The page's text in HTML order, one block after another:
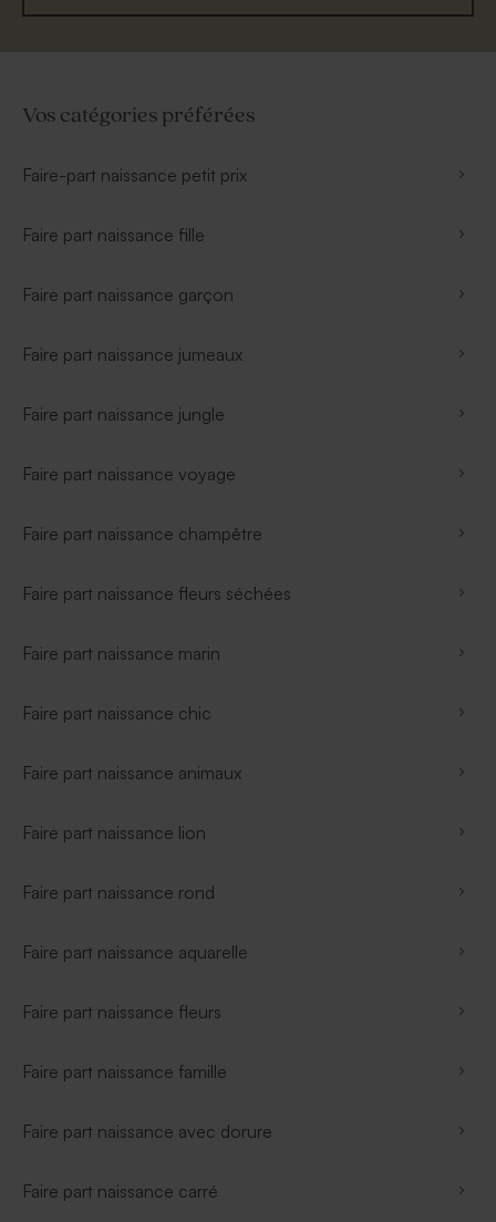
Vos catégories préférées
Faire-part naissance petit prix
Faire part naissance fille
Faire part naissance garçon
Faire part naissance jumeaux
Faire part naissance jungle
Faire part naissance voyage
Faire part naissance champêtre
Faire part naissance fleurs séchées
Faire part naissance marin
Faire part naissance chic
Faire part naissance animaux
Faire part naissance lion
Faire part naissance rond
Faire part naissance aquarelle
Faire part naissance fleurs
Faire part naissance famille
Faire part naissance avec dorure
Faire part naissance carré